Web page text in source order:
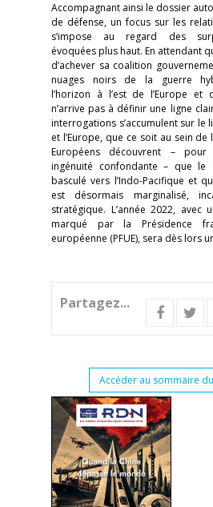
Accompagnant ainsi le dossier
de défense, un focus sur les
s’impose au regard des
évoquées plus haut. En attendant
d’achever sa coalition
nuages noirs de la guerre
l’horizon à l’est de l’Europe et
n’arrive pas à définir une ligne
interrogations s’accumulent sur le
et l’Europe, que ce soit au sein de
Européens découvrent –
ingénuité confondante – que le
basculé vers l’Indo-Pacifique et
est désormais marginalisé,
stratégique. L’année 2022, avec
marqué par la Présidence
européenne (PFUE), sera dès lors
Partagez...
Accéder au sommaire